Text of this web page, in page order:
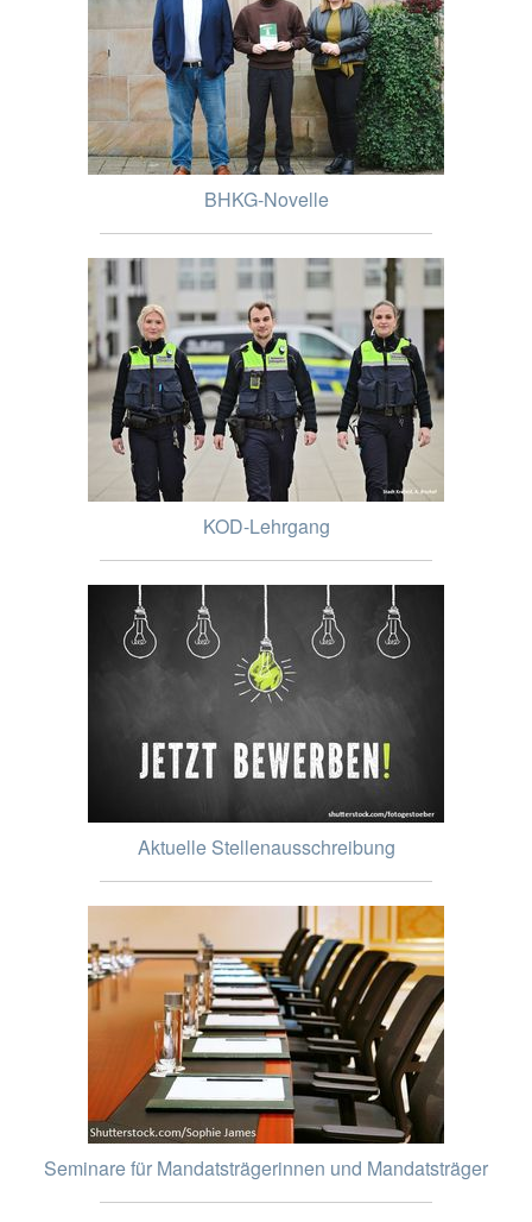
BHKG-Novelle
KOD-Lehrgang
Aktuelle Stellenausschreibung
Seminare für Mandatsträgerinnen und Mandatsträger